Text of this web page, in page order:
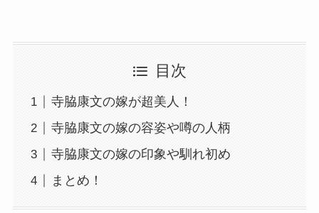
目次
寺脇康文の嫁が超美人！
寺脇康文の嫁の容姿や噂の人柄
寺脇康文の嫁の印象や馴れ初め
まとめ！